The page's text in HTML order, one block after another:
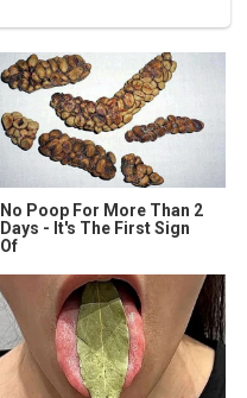
No Poop For More Than 2
Days - It's The First Sign
Of